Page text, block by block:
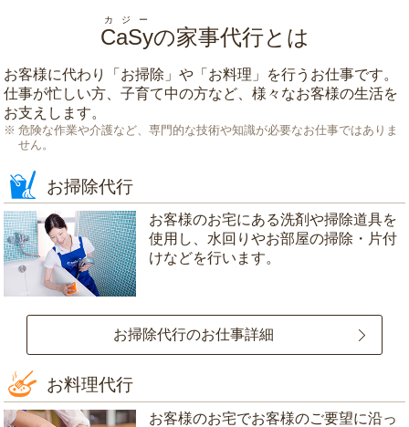
CaSy
カジー
の家事代行とは
お客様に代わり「 お掃除 」や「 お料理 」を行うお仕事です。
仕事が忙しい方、子育て中の方など、様々なお客様の生活を
お支えします。
危険な作業や介護など、専門的な技術や知識が必要なお仕事ではありま
せん。
お掃除代行
お客様のお宅にある洗剤や掃除道具を
使用し、水回りやお部屋の掃除・片付
けなどを行います。
お掃除代行のお仕事詳細
お料理代行
お客様のお宅でお客様のご要望に沿っ